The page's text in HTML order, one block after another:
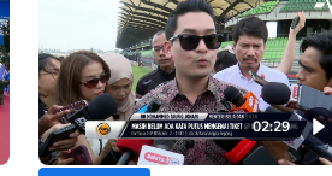
02:29